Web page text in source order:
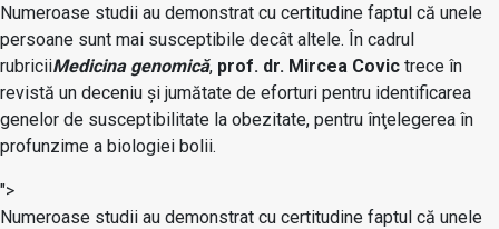
Numeroase studii au demonstrat cu certitudine faptul că unele
persoane sunt mai susceptibile decât altele. În cadrul
rubriciiMedicina genomică, prof. dr. Mircea Covic trece în
revistă un deceniu şi jumătate de eforturi pentru identificarea
genelor de susceptibilitate la obezitate, pentru înţelegerea în
profunzime a biologiei bolii.
">
Numeroase studii au demonstrat cu certitudine faptul că unele